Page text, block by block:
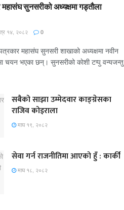
सुनसरीको अध्यक्षमा गड्ताैला
१४, २०८२ 0
महासंघ सुनसरी शाखाको अध्यक्षमा नवीन
चयन भएका छन्। सुनसरीको काेशी टप्पु वन्यजन्तु
सबैको साझा उम्मेदवार काङ्ग्रेसका
राजिव कोइराला
माघ १९, २०८२
सेवा गर्न राजनीतिमा आएको हुँ : कार्की
माघ १८, २०८२